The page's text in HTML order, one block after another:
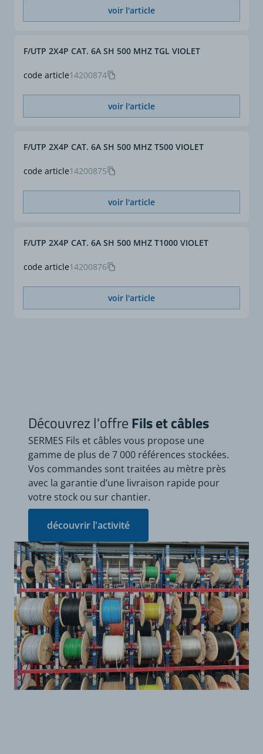
voir l'article
code article14200874
F/UTP 2X4P CAT. 6A SH 500 MHZ TGL VIOLET
voir l'article
code article14200875
F/UTP 2X4P CAT. 6A SH 500 MHZ T500 VIOLET
voir l'article
code article14200876
F/UTP 2X4P CAT. 6A SH 500 MHZ T1000 VIOLET
voir l'article
Découvrez l'offreFils et câbles
SERMES Fils et câbles vous propose une
gamme de plus de 7 000 références stockées.
Vos commandes sont traitées au mètre près
avec la garantie d’une livraison rapide pour
votre stock ou sur chantier.
découvrir l'activité